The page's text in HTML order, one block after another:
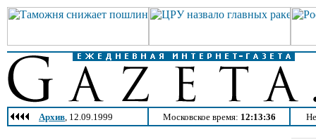
Архив, 12.09.1999 Московское время: 12:13:36